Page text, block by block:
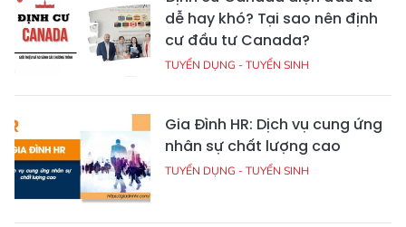
dễ hay khó? Tại sao nên định
cư đầu tư Canada?
TUYỂN DỤNG - TUYỂN SINH
Gia Đình HR: Dịch vụ cung ứng
nhân sự chất lượng cao
TUYỂN DỤNG - TUYỂN SINH